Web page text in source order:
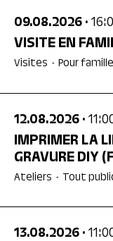
09.08.2026•
VISITE EN
Visites - Pour
12.08.2026•
IMPRIMER LA
GRAVURE DIY
Ateliers - Tout
13.08.2026•